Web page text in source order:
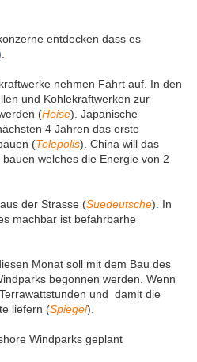
entdecken dass es
nehmen Fahrt auf. In den
und Kohlekraftwerken zur
(Heise). Japanische
4 Jahren das erste
(Telepolis). China will das
welches die Energie von 2
der Strasse (Suedeutsche). In
machbar ist befahrbarhe
Monat soll mit dem Bau des
begonnen werden. Wenn
und damit die
liefern (Spiegel).
Windparks geplant